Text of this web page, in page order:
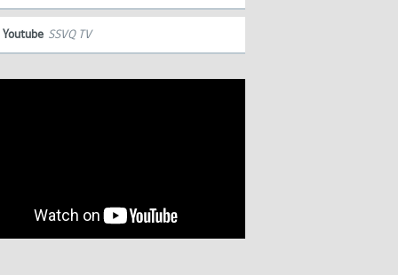
Youtube SSVQ TV